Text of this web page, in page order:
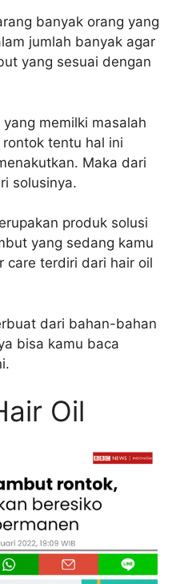
banyak orang yang
jumlah banyak agar
yang sesuai dengan
memilki masalah
tentu hal ini
Maka dari
solusinya.
produk solusi
yang sedang kamu
care terdiri dari hair oil
dari bahan-bahan
bisa kamu baca
Oil